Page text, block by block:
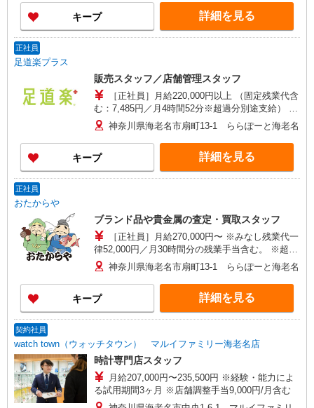
キープ 詳細を見る
正社員
足道楽プラス
販売スタッフ／店舗管理スタッフ
［正社員］月給220,000円以上 （固定残業代含
む：7,485円／月4時間52分※超過分別途支給） ※
試用期間3ヶ月：同条件 ※経験・能力を考慮して
決定します 【手当】 交通費規定内支給 時間外・
残業手当 役職手当 【賞与】 年2回（会社・店舗業
績による）
神奈川県海老名市扇町13-1 ららぽーと海老名
キープ 詳細を見る
正社員
おたからや
ブランド品や貴金属の査定・買取スタッフ
［正社員］月給270,000円〜 ※みなし残業代一
律52,000円／月30時間分の残業手当含む。 ※超過
分は全額支給します ・役職手当 ・資格手当 ・イ
ンセンティブ 年4回（業績による） ・表彰制
度 年4回（売上や実績のランキングに応じて報奨
金支給） ・賞与 年2回（業績による）
神奈川県海老名市扇町13-1 ららぽーと海老名
キープ 詳細を見る
契約社員
watch town（ウォッチタウン） マルイファミリー海老名店
時計専門店スタッフ
月給207,000円〜235,500円 ※経験・能力によ
る試用期間3ヶ月 ※店舗調整手当9,000円/月含む